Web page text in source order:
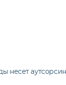
несет